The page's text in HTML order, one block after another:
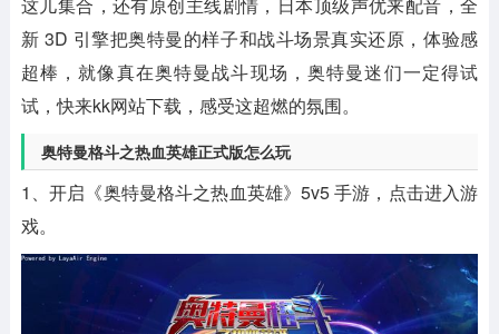
新 3D 引擎把奥特曼的样子和战斗场景真实还原，体验感
超棒，就像真在奥特曼战斗现场，奥特曼迷们一定得试
试，快来kk网站下载，感受这超燃的氛围。
奥特曼格斗之热血英雄正式版怎么玩
1、开启《奥特曼格斗之热血英雄》5v5 手游，点击进入游
戏。